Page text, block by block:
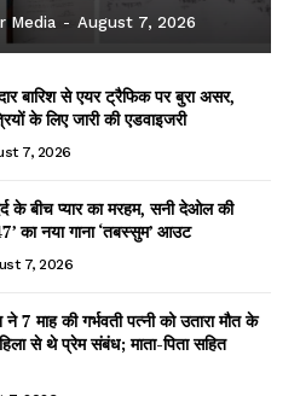
Media - August 7, 2026
बारिश से एयर ट्रैफिक पर बुरा असर,
के लिए जारी की एडवाइजरी
7, 2026
के बीच प्यार का मरहम, सनी देओल की
का नया गाना ‘तबस्सुम’ आउट
7, 2026
7 माह की गर्भवती पत्नी को उतारा मौत के
से थे प्रेम संबंध; माता-पिता सहित